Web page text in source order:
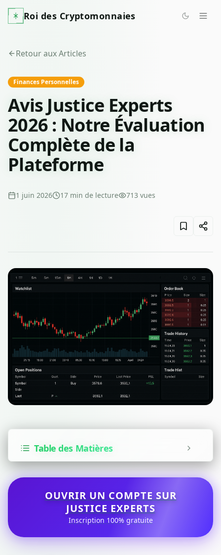
Roi des Cryptomonnaies
Retour aux Articles
Finances Personnelles
Avis Justice Experts
2026 : Notre Évaluation
Complète de la
Plateforme
1 juin 2026 17 min de lecture 713 vues
Table des Matières
OUVRIR UN COMPTE SUR
JUSTICE EXPERTS
Inscription 100% gratuite